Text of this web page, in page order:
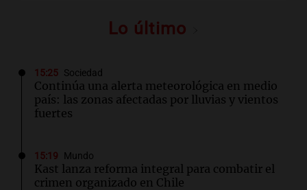
Lo último
15:25 Sociedad
Continúa una alerta meteorológica en medio
país: las zonas afectadas por lluvias y vientos
fuertes
15:19 Mundo
Kast lanza reforma integral para combatir el
crimen organizado en Chile